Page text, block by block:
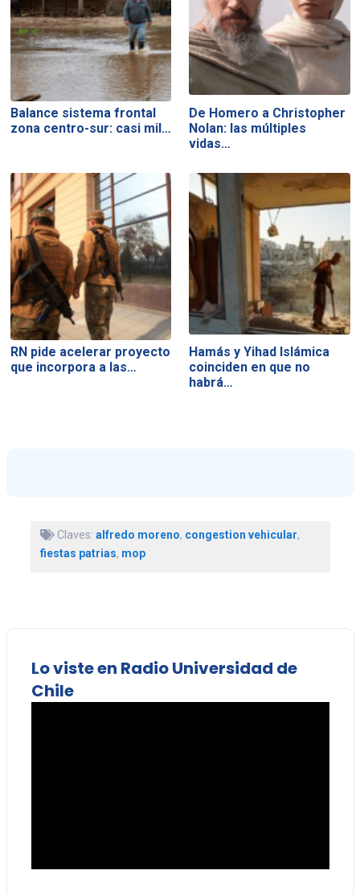
Balance sistema frontal
zona centro-sur: casi mil…
De Homero a Christopher
Nolan: las múltiples
vidas…
RN pide acelerar proyecto
que incorpora a las…
Hamás y Yihad Islámica
coinciden en que no
habrá…
Claves: alfredo moreno, congestion vehicular,
fiestas patrias, mop
Lo viste en Radio Universidad de
Chile